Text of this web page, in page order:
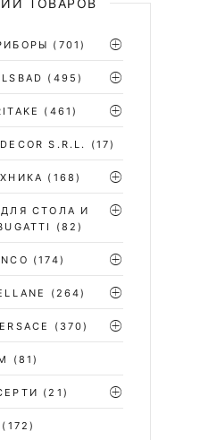
(701)
(495)
(461)
S.R.L. (17)
(168)
СТОЛА И
(82)
(174)
(264)
(370)
(81)
(21)
(172)